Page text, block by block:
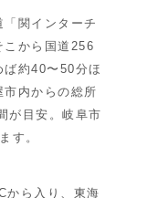
関インターチ
こから国道256
ば約40〜50分ほ
市内からの総所
が目安。岐阜市
す。
から入り、東海